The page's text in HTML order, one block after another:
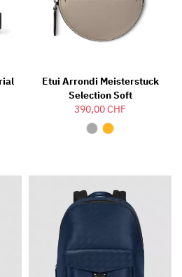
Etui Arrondi Meisterstuck
Selection Soft
390,00 CHF